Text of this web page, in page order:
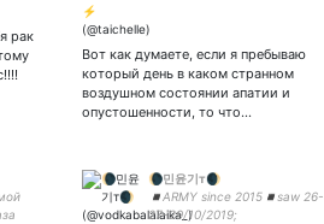
рак
Вот как думаете, если я пребываю
который день в каком странном
воздушном состоянии апатии и
опустошенности, то что…
🌘민윤기т🌒
◾️ARMY since 2015◾️saw 26-
27-29/10/2019;